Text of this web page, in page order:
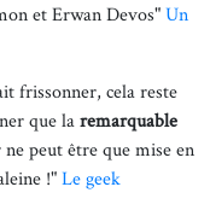
et Erwan Devos"Un
frissonner, cela reste
que laremarquable
peut être que mise en
!"Le geek